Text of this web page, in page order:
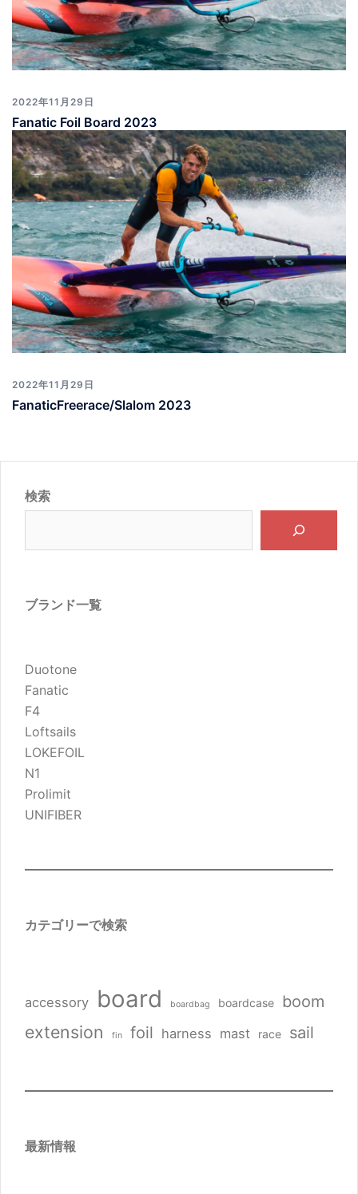
2022年11月29日
Fanatic Foil Board 2023
2022年11月29日
FanaticFreerace/Slalom 2023
検索
ブランド一覧
Duotone
Fanatic
F4
Loftsails
LOKEFOIL
N1
Prolimit
UNIFIBER
カテゴリーで検索
accessory board boardbag boardcase boom
extension fin foil harness mast race sail
最新情報